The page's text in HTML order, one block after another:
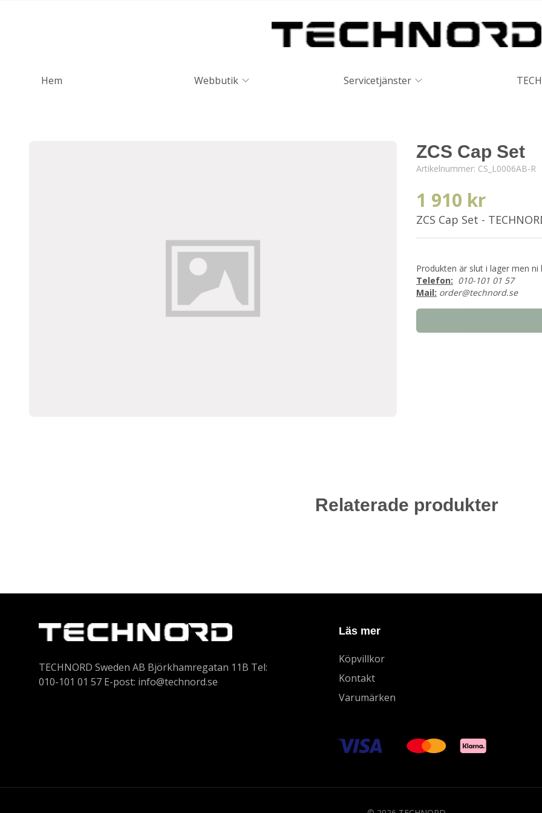
Hem Webbutik Servicetjänster
ZCS Cap Set
Artikelnummer: CS_L0006AB-R
1 910 kr
ZCS Cap Set -
Produkten är slut i lager men
Telefon: 010-101 01 57
Mail: order@technord.se
Relaterade produkter
TECHNORD Sweden AB Björkhamregatan 11B Tel:
010-101 01 57 E-post: info@technord.se
Läs mer
Köpvillkor
Kontakt
Varumärken